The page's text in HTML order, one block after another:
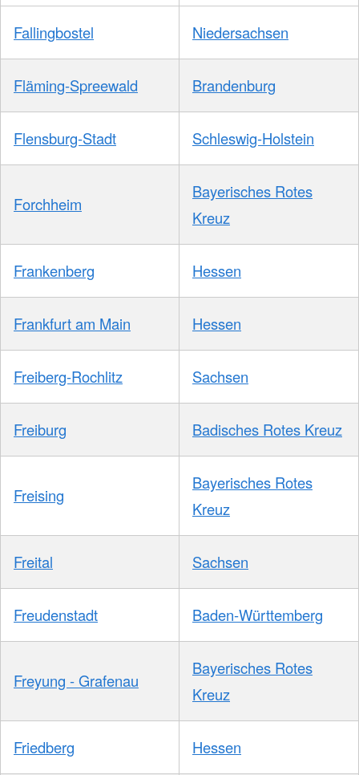
Fallingbostel Niedersachsen
Fläming-Spreewald Brandenburg
Flensburg-Stadt Schleswig-Holstein
Forchheim
Bayerisches Rotes
Kreuz
Frankenberg Hessen
Frankfurt am Main Hessen
Freiberg-Rochlitz Sachsen
Freiburg Badisches Rotes Kreuz
Freising
Bayerisches Rotes
Kreuz
Freital Sachsen
Freudenstadt Baden-Württemberg
Freyung - Grafenau
Bayerisches Rotes
Kreuz
Friedberg Hessen